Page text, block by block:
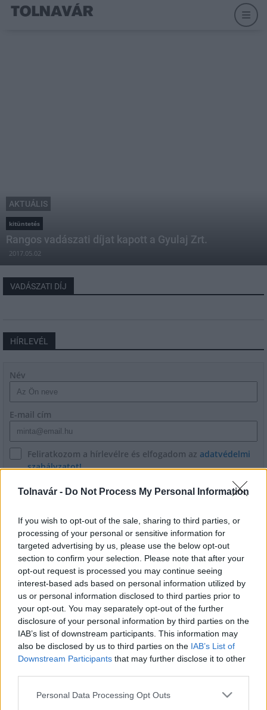
Tolnavár - Do Not Process My Personal Information
If you wish to opt-out of the sale, sharing to third parties, or
processing of your personal or sensitive information for
targeted advertising by us, please use the below opt-out
section to confirm your selection. Please note that after your
opt-out request is processed you may continue seeing
interest-based ads based on personal information utilized by
us or personal information disclosed to third parties prior to
your opt-out. You may separately opt-out of the further
disclosure of your personal information by third parties on the
IAB’s list of downstream participants. This information may
also be disclosed by us to third parties on the IAB’s List of
Downstream Participants that may further disclose it to other
Please note that this website/app uses one or more Google
Personal Data Processing Opt Outs
AKTUÁLIS
kitüntetés
Rangos vadászati díjat kapott a Gyulaj Zrt.
2017.05.02
VADÁSZATI DÍJ
HÍRLEVÉL
Név
E-mail cím
Feliratkozom a hírlevélre és elfogadom az adatvédelmi
szabályzatot!
FELIRATKOZÁS
LEGFRISSEBB
Országos hírek
Megérkezett az eső a Duna vízgyűjtőjére
Országos hírek
Kecskeméten is szakirányú
továbbképzésekkel erősít a Gál Ferenc
Egyetem